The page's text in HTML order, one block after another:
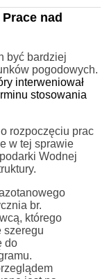
nad
być bardziej
pogodowych.
interweniował
stosowania
rozpoczęciu prac
w tej sprawie
Wodnej
br.
którego
szeregu
do